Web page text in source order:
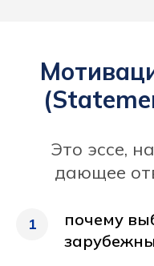
Это эссе,
дающее
1
почему